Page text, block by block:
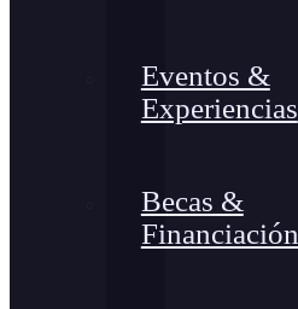
Eventos &
Experiencias
Becas &
Financiación